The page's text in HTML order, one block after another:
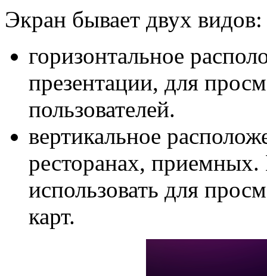
Экран бывает двух видов:
горизонтальное
презентации, для
пользователей.
вертикальное
ресторанах,
использовать для
карт.